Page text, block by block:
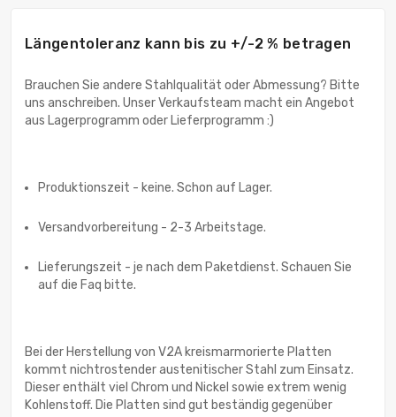
Längentoleranz kann bis zu +/-2 % betragen
Brauchen Sie andere Stahlqualität oder Abmessung? Bitte
uns anschreiben. Unser Verkaufsteam macht ein Angebot
aus Lagerprogramm oder Lieferprogramm :)
Produktionszeit - keine. Schon auf Lager.
Versandvorbereitung - 2-3 Arbeitstage.
Lieferungszeit - je nach dem Paketdienst. Schauen Sie
auf die Faq bitte.
Bei der Herstellung von V2A kreismarmorierte Platten
kommt nichtrostender austenitischer Stahl zum Einsatz.
Dieser enthält viel Chrom und Nickel sowie extrem wenig
Kohlenstoff. Die Platten sind gut beständig gegenüber